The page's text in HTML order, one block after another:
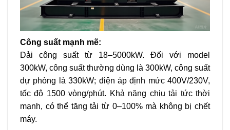
Công suất mạnh mẽ:
Dải công suất từ 18–5000kW. Đối với model
300kW, công suất thường dùng là 300kW, công suất
dự phòng là 330kW; điện áp định mức 400V/230V,
tốc độ 1500 vòng/phút. Khả năng chịu tải tức thời
mạnh, có thể tăng tải từ 0–100% mà không bị chết
máy.